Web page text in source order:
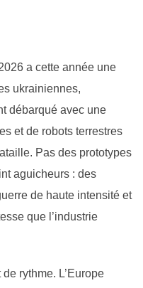
a cette année une
ukrainiennes,
débarqué avec une
et de robots terrestres
Pas des prototypes
aguicheurs : des
de haute intensité et
que l’industrie
rythme. L’Europe